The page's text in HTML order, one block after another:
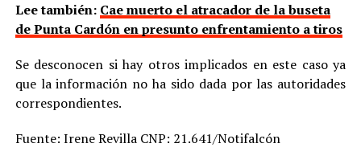
Lee también: Cae muerto el atracador de la buseta
de Punta Cardón en presunto enfrentamiento a tiros
Se desconocen si hay otros implicados en este caso ya
que la información no ha sido dada por las autoridades
correspondientes.
Fuente: Irene Revilla CNP: 21.641/Notifalcón